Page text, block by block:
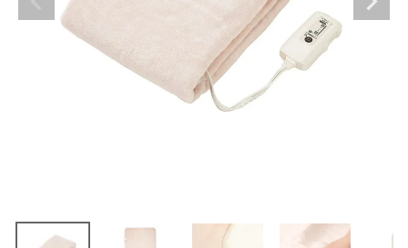
その他
アウトレットSALE